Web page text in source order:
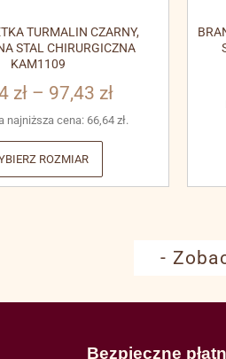
TURMALIN CZARNY,
STAL CHIRURGICZNA
KAM1109
zł – 97,43 zł
najniższa cena: 66,64 zł.
ROZMIAR
-
Bezpieczne